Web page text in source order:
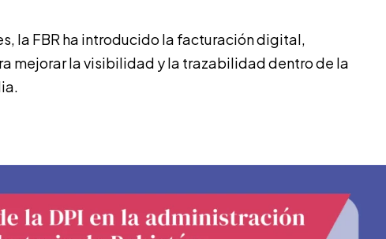
la FBR ha introducido la facturación digital,
mejorar la visibilidad y la trazabilidad dentro de la